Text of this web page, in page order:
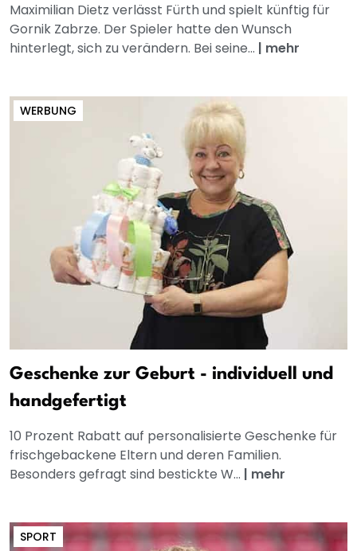
Maximilian Dietz verlässt Fürth und spielt künftig für
Gornik Zabrze. Der Spieler hatte den Wunsch
hinterlegt, sich zu verändern. Bei seine... | mehr
WERBUNG
Geschenke zur Geburt - individuell und
handgefertigt
10 Prozent Rabatt auf personalisierte Geschenke für
frischgebackene Eltern und deren Familien.
Besonders gefragt sind bestickte W... | mehr
SPORT